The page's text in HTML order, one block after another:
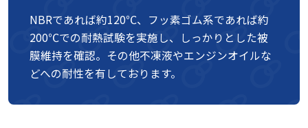
NBRであれば約120℃、フッ素ゴム系であれば約
200℃での耐熱試験を実施し、しっかりとした被
膜維持を確認。その他不凍液やエンジンオイルな
どへの耐性を有しております。